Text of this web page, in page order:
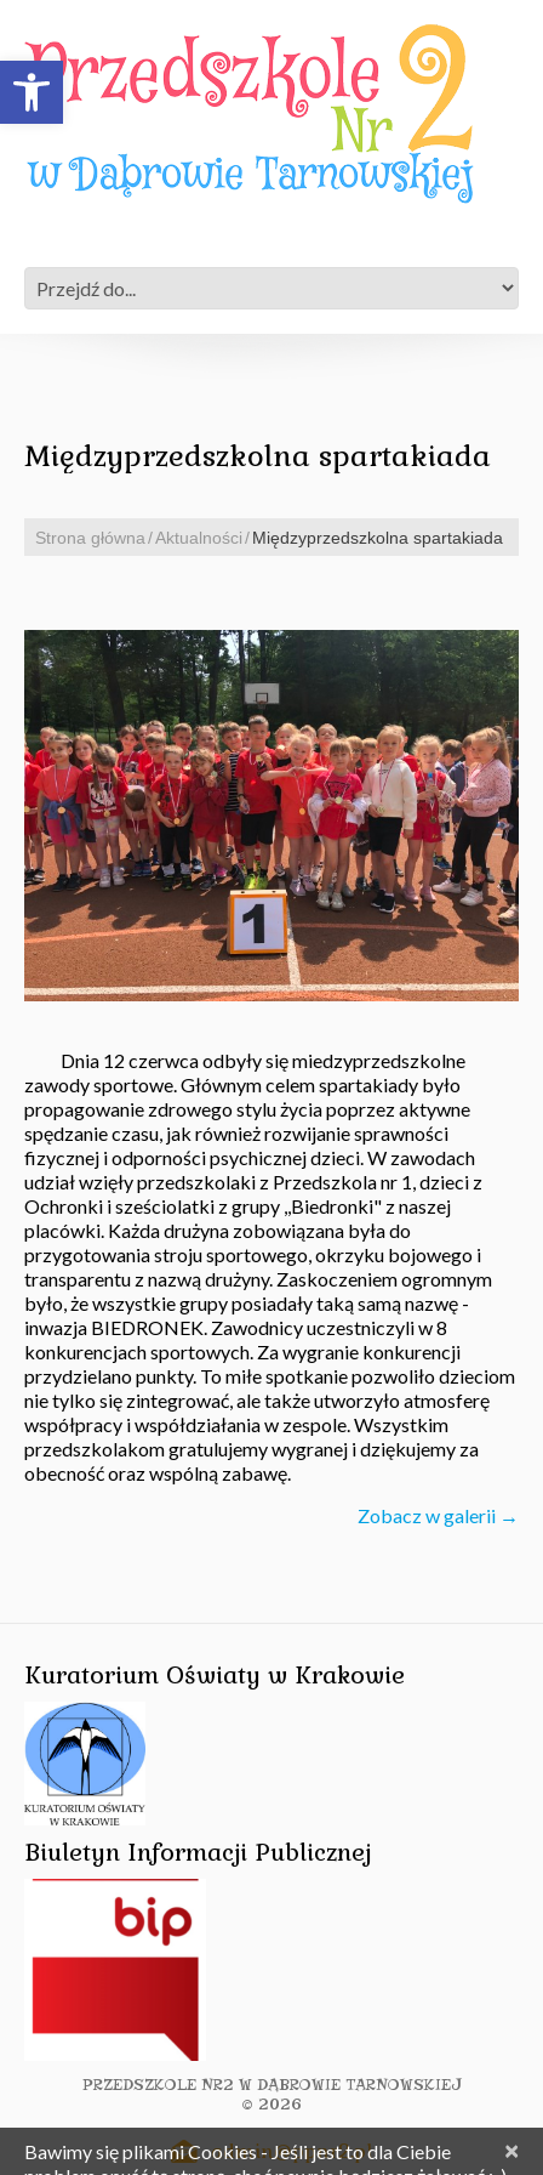
Open toolbar
Międzyprzedszkolna spartakiada
Strona główna Aktualności Międzyprzedszkolna spartakiada
Dnia 12 czerwca odbyły się miedzyprzedszkolne
zawody sportowe. Głównym celem spartakiady było
propagowanie zdrowego stylu życia poprzez aktywne
spędzanie czasu, jak również rozwijanie sprawności
fizycznej i odporności psychicznej dzieci. W zawodach
udział wzięły przedszkolaki z Przedszkola nr 1, dzieci z
Ochronki i sześciolatki z grupy ,,Biedronki" z naszej
placówki. Każda drużyna zobowiązana była do
przygotowania stroju sportowego, okrzyku bojowego i
transparentu z nazwą drużyny. Zaskoczeniem ogromnym
było, że wszystkie grupy posiadały taką samą nazwę -
inwazja BIEDRONEK. Zawodnicy uczestniczyli w 8
konkurencjach sportowych. Za wygranie konkurencji
przydzielano punkty. To miłe spotkanie pozwoliło dzieciom
nie tylko się zintegrować, ale także utworzyło atmosferę
współpracy i współdziałania w zespole. Wszystkim
przedszkolakom gratulujemy wygranej i dziękujemy za
obecność oraz wspólną zabawę.
Zobacz w galerii →
Kuratorium Oświaty w Krakowie
Biuletyn Informacji Publicznej
PRZEDSZKOLE NR2 W DĄBROWIE TARNOWSKIEJ
© 2026
admin@ppnr2.pl ×
Bawimy się plikami Cookies - Jeśli jest to dla Ciebie